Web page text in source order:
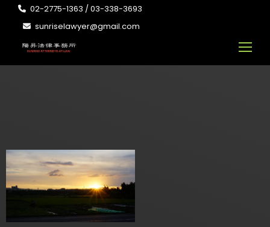
02-2775-1363 / 03-338-3693
sunriselawyer@gmail.com